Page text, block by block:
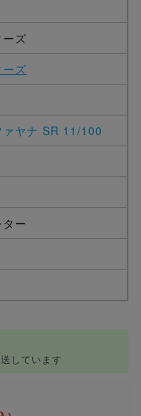
ズ
ズ
ァヤナ SR 11/100
ー
しています